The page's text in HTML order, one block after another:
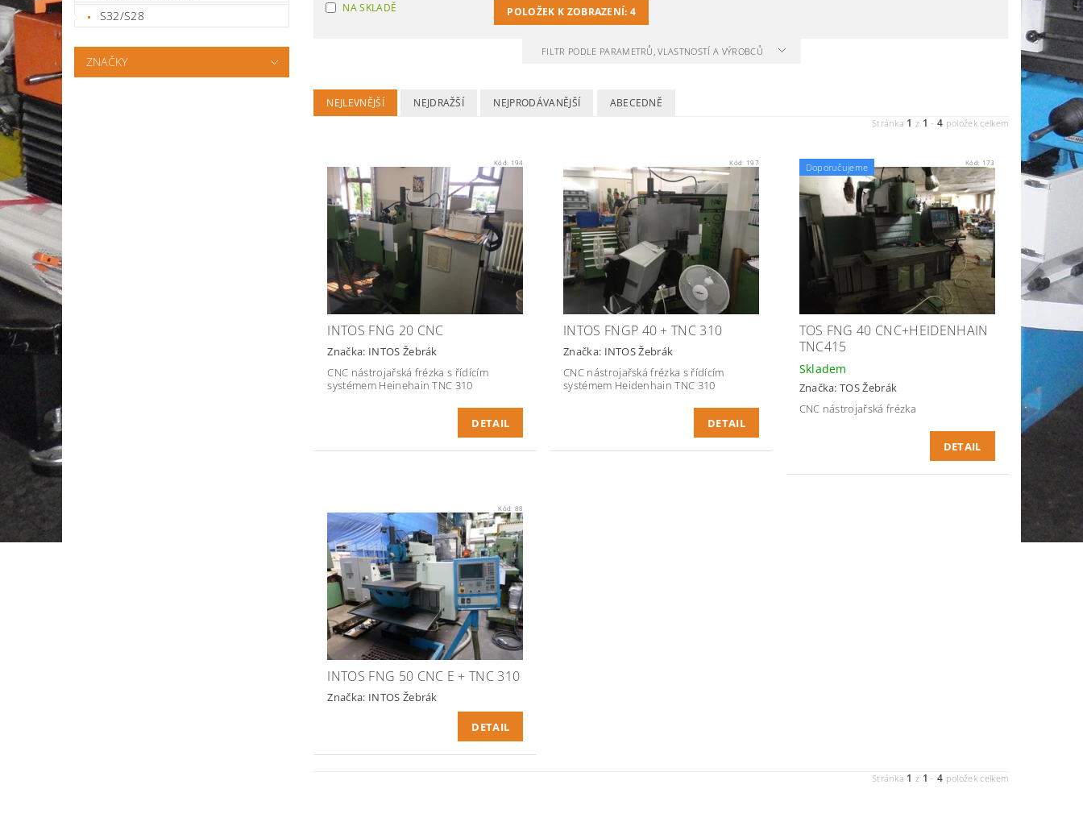
S32/S28
ZNAČKY
NA SKLADĚ POLOŽEK K ZOBRAZENÍ:4
FILTR PODLE PARAMETRŮ, VLASTNOSTÍ A VÝROBCŮ
NEJLEVNĚJŠÍ NEJDRAŽŠÍ NEJPRODÁVANĚJŠÍ ABECEDNĚ
Stránka 1 z 1 -4 položek celkem
Kód: 194
INTOS FNG 20 CNC
Značka: INTOS Žebrák
CNC nástrojařská frézka s řídícím
systémem Heinehain TNC 310
DETAIL
Kód: 197
INTOS FNGP 40 + TNC 310
Značka: INTOS Žebrák
CNC nástrojařská frézka s řídícím
systémem Heidenhain TNC 310
DETAIL
Doporučujeme Kód: 173
TOS FNG 40 CNC+HEIDENHAIN
TNC415
Skladem
Značka:TOS Žebrák
CNC nástrojařská frézka
DETAIL
Kód: 88
INTOS FNG 50 CNC E + TNC 310
Značka: INTOS Žebrák
DETAIL
Stránka 1 z 1 -4 položek celkem